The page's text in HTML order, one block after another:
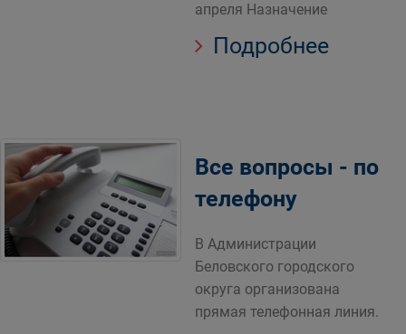
апреля Назначение
Подробнее
Все вопросы - по
телефону
В Администрации
Беловского городского
округа организована
прямая телефонная линия.